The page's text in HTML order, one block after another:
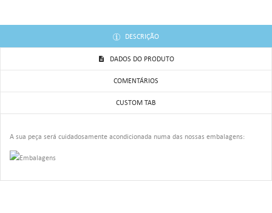
DESCRIÇÃO
DADOS DO PRODUTO
COMENTÁRIOS
CUSTOM TAB
A sua peça será cuidadosamente acondicionada numa das nossas embalagens: